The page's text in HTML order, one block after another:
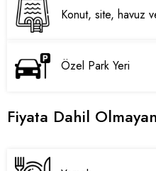
Konut, site, havuz
Özel Park Yeri
Fiyata Dahil